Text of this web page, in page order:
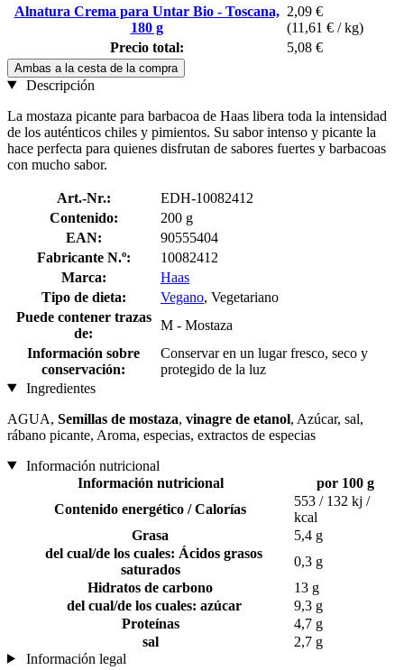
Alnatura Crema para Untar Bio - Toscana,
180 g
2,09 €
(11,61 € / kg)
Precio total:
5,08 €
Ambas a la cesta de la compra
Descripción
La mostaza picante para barbacoa de Haas libera toda la intensidad
de los auténticos chiles y pimientos. Su sabor intenso y picante la
hace perfecta para quienes disfrutan de sabores fuertes y barbacoas
con mucho sabor.
Art.-Nr.:
EDH-10082412
Contenido:
200 g
EAN:
90555404
Fabricante N.º:
10082412
Marca:
Haas
Tipo de dieta:
Vegano, Vegetariano
Puede contener trazas
de:
M - Mostaza
Información sobre
conservación:
Conservar en un lugar fresco, seco y
protegido de la luz
Ingredientes
AGUA, Semillas de mostaza, vinagre de etanol, Azúcar, sal,
rábano picante, Aroma, especias, extractos de especias
Información nutricional
Información nutricional
por 100 g
Contenido energético / Calorías
553 / 132 kj /
kcal
Grasa
5,4 g
del cual/de los cuales: Ácidos grasos
saturados
0,3 g
Hidratos de carbono
13 g
del cual/de los cuales: azúcar
9,3 g
Proteínas
4,7 g
sal
2,7 g
Información legal